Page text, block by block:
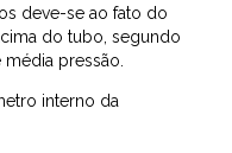
deve-se ao fato do
do tubo, segundo
pressão.
interno da